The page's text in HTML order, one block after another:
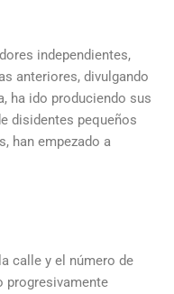
independientes,
anteriores, divulgando
ha ido produciendo sus
disidentes pequeños
han empezado a
calle y el número de
progresivamente